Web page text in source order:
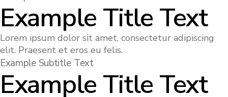
Example Title Text
Lorem ipsum dolor sit amet, consectetur adipiscing
elit. Praesent et eros eu felis.
Example Subtitle Text
Example Title Text